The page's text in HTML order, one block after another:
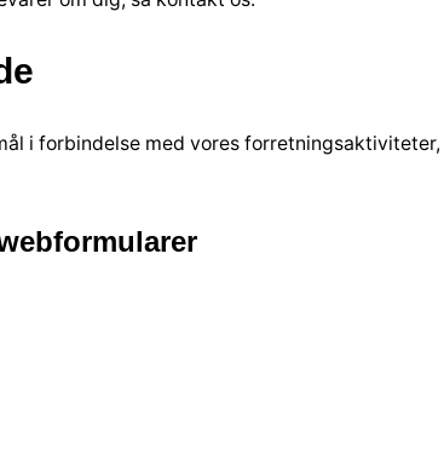
i forbindelse med vores